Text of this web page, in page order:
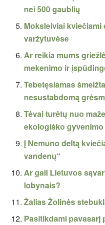
nei 500 gaublių
Moksleiviai
varžytuvėse
Ar reikia mums
mekenimo ir
Tebetęsiamas
nesustabdomą
Tėvai turėtų nuo
ekologiško
Į Nemuno deltą
vandenų“
Ar gali Lietuvos
lobynais?
Žalias Žolinės
Pasitikdami